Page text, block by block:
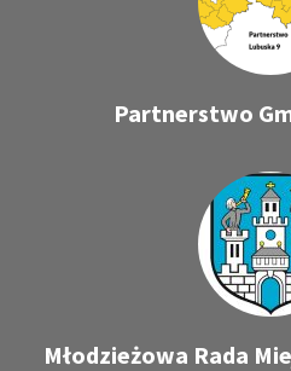
Partnerstwo
Młodzieżowa Rada